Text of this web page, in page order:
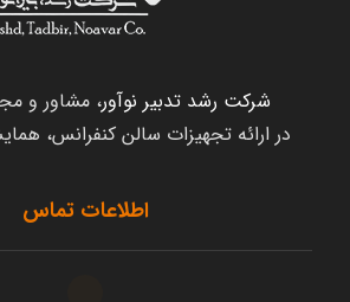
شرکت رشد تدبیر نوآور، مشاور و
در ارائه تجهیزات سالن کنفرانس،
اطلاعات تماس